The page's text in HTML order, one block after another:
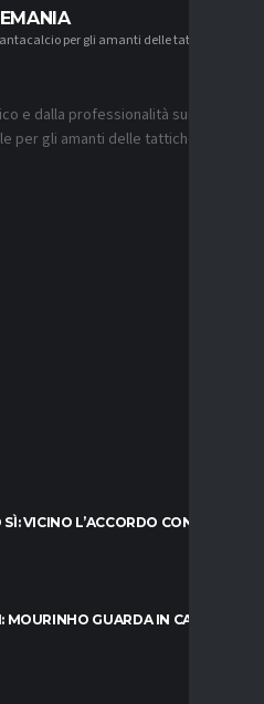
per gli amanti delle tattiche
e dalla professionalità sui
per gli amanti delle tattiche
VICINO L’ACCORDO CON LO
GUARDA IN CASA